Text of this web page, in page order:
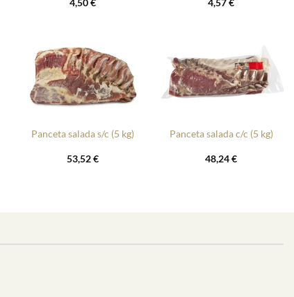
4,50€
4,57€
+
Panceta salada s/c (5 kg)
53,52€
Panceta salada c/c (5 kg)
48,24€